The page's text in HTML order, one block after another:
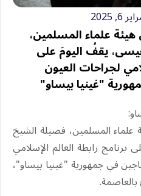
2025
هيئة علماء المسلمين،
يقفُ اليومَ على
لجراحات العيون
"غينيا بيساو"
علماء المسلمين، فضيلة الشيخ
⁧‫رابطة العالم الإسلامي‬⁩
في جمهورية "غينيا بيساو"،